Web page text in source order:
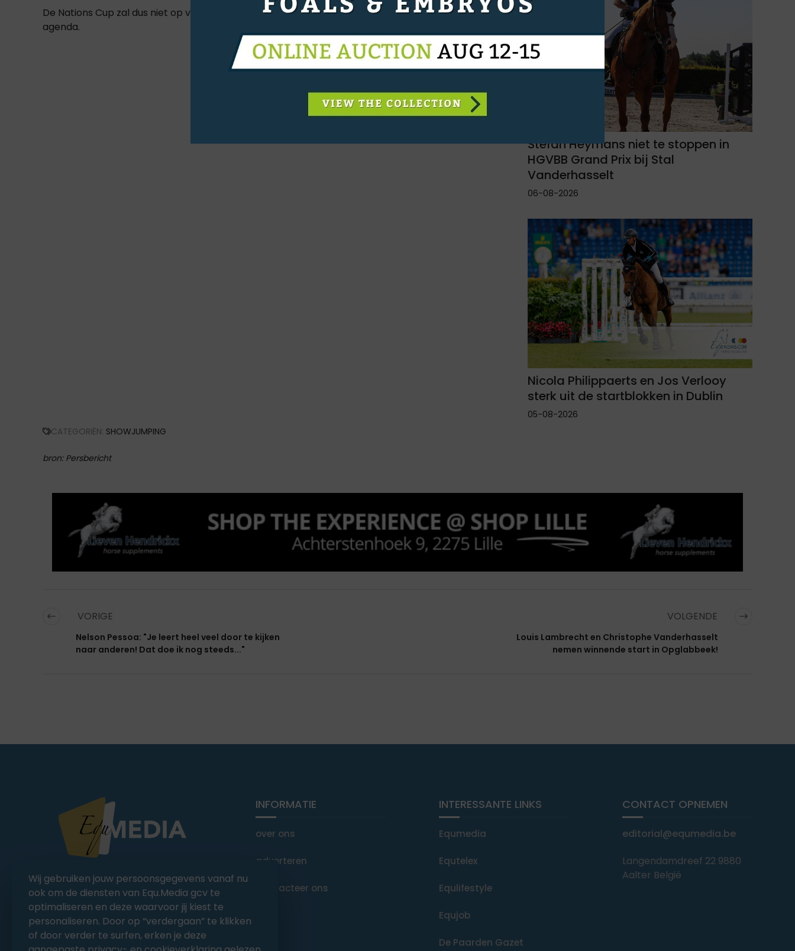
De Nations Cup zal dus niet op vrijdag plaatsvinden, in de plaats komt er een CSI5* rubriek op de
agenda.
Stefan Heymans niet te stoppen in
HGVBB Grand Prix bij Stal
Vanderhasselt
06-08-2026
Nicola Philippaerts en Jos Verlooy
sterk uit de startblokken in Dublin
05-08-2026
CATEGORIËN: SHOWJUMPING
bron: Persbericht
VORIGE
Nelson Pessoa: "Je leert heel veel door te kijken
naar anderen! Dat doe ik nog steeds..."
VOLGENDE
Louis Lambrecht en Christophe Vanderhasselt
nemen winnende start in Opglabbeek!
You Ride it We Write it,
Equestrian news
INFORMATIE
over ons
adverteren
Contacteer ons
INTERESSANTE LINKS
Equmedia
Equtelex
Equlifestyle
Equjob
De Paarden Gazet
CONTACT OPNEMEN
editorial@equmedia.be
Langendamdreef 22 9880
Aalter België
Wij gebruiken jouw persoonsgegevens vanaf nu
ook om de diensten van Equ.Media gcv te
optimaliseren en deze waarvoor jij kiest te
personaliseren. Door op “verdergaan” te klikken
of door verder te surfen, erken je deze